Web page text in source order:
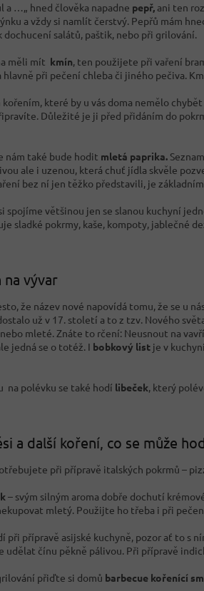
a …„ hned člověka napadne pepř, ani ten
a vždy si namlít čerstvý. Pepřů mám
dochucení salátů, paštik, nebo při grilování.
měli mít kmín, ten použijete při vaření
hlavně při pečení chleba či jiného pečiva.
které by u vás doma nemělo chybět
Důležité je ji před přidáním do
nám také bude hodit mletá paprika.
ale i uzenou, která chuť jídla skvěle
bez ní jen těžko představili, je
spojíme většinou jen se slanou kuchyní
sladké pokrmy, kaše, kompoty, jablečné
na vývar
že název nové napovídá tomu, že se u
už v 17. století a to z tzv. Nového
mleté. Znáte to rčení: Neusnout na
jedná se o totéž. I bobkový list je v
na polévku se také hodí libeček, který
a další koření, co se může
při přípravě italských pokrmů –
– svým silným aroma dobře dochutí
mletý. Použijte ho třeba i při
při přípravě asijské kuchyně, pozor ať to s
udělat čínu pěkně pálivou. Při přípravě
přiďte si domů barbecue kořenící